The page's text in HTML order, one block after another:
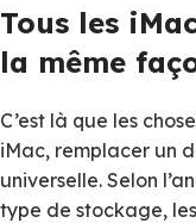
Tous les
la même
C’est là que les
iMac, remplacer un
universelle. Selon
type de stockage,